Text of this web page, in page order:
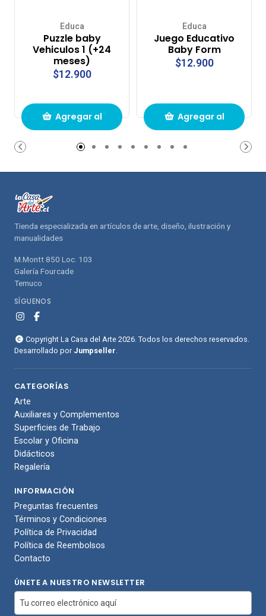
Educa
Puzzle baby
Vehiculos 1 (+24
meses)
$12.900
Agregar al
carrito de
compras
Educa
Juego Educativo
Baby Form
$12.900
Agregar al
carrito de
compras
Tienda especializada en artículos de arte, diseño, ilustración y
manualidades
M.Montt 850 Loc. 103
Galería Fourcade
Temuco
SÍGUENOS
Copyright La Casa del Arte 2026. Todos los derechos reservados.
Desarrollado por Jumpseller
CATEGORÍAS
Arte
Auxiliares y Complementos
Superficies de Trabajo
Escolar y Oficina
Didácticos
Regalería
INFORMACIÓN
Preguntas frecuentes
Términos y Condiciones
Política de Privacidad
Política de Reembolsos
Contacto
ÚNETE A NUESTRO NEWSLETTER